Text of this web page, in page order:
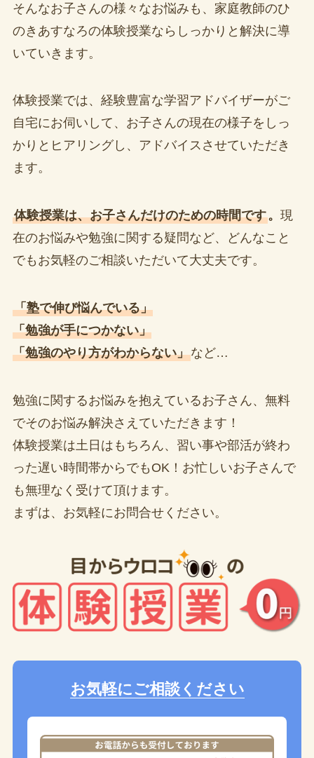
そんなお子さんの様々なお悩みも、家庭教師のひ
のきあすなろの体験授業ならしっかりと解決に導
いていきます。
体験授業では、経験豊富な学習アドバイザーがご
自宅にお伺いして、お子さんの現在の様子をしっ
かりとヒアリングし、アドバイスさせていただき
ます。
体験授業は、お子さんだけのための時間です。 現
在のお悩みや勉強に関する疑問など、どんなこと
でもお気軽のご相談いただいて大丈夫です。
「塾で伸び悩んでいる」
「勉強が手につかない」
「勉強のやり方がわからない」など…
勉強に関するお悩みを抱えているお子さん、無料
でそのお悩み解決さえていただきます！
体験授業は土日はもちろん、習い事や部活が終わ
った遅い時間帯からでもOK！お忙しいお子さんで
も無理なく受けて頂けます。
まずは、お気軽にお問合せください。
お気軽にご相談ください